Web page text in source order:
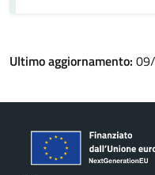
Ultimo aggiornamento: